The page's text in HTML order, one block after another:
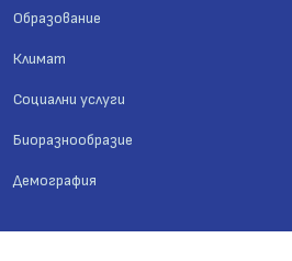
Образование
Климат
Социални услуги
Биоразнообразие
Демография